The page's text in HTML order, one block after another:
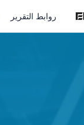
روابط التقرير